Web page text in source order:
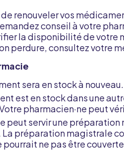
renouveler vos
conseil à votre
la disponibilité de votre
perdure, consultez votre
sera en stock à nouveau.
est en stock dans une
pharmacien·ne peut
peut servir une
préparation magistrale
ne pas être